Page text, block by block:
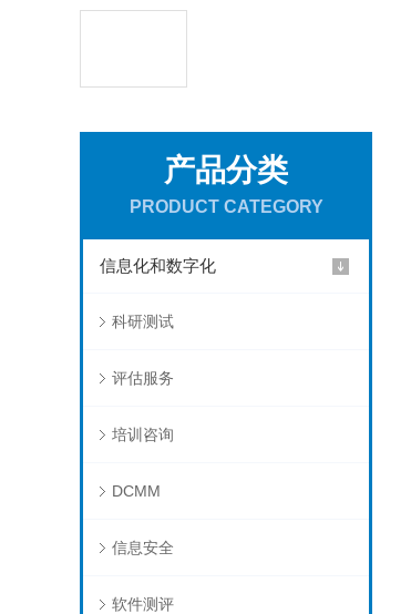
产品分类
PRODUCT CATEGORY
信息化和数字化
科研测试
评估服务
培训咨询
DCMM
信息安全
软件测评